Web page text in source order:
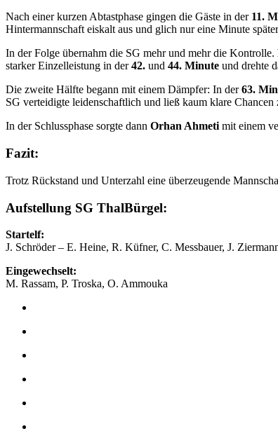
Nach einer kurzen Abtastphase gingen die Gäste in der 11.
Hintermannschaft eiskalt aus und glich nur eine Minute
In der Folge übernahm die SG mehr und mehr die Kontrolle.
starker Einzelleistung in der42. und 44. Minute und drehte
Die zweite Hälfte begann mit einem Dämpfer: In der63.
SG verteidigte leidenschaftlich und ließ kaum klare Chancen
In der Schlussphase sorgte dann Orhan Ahmetimit einem
Fazit:
Trotz Rückstand und Unterzahl eine überzeugende
Aufstellung SG ThalBürgel:
Startelf:
J. Schröder – E. Heine, R. Küfner, C. Messbauer, J.
Eingewechselt:
M. Rassam, P. Troska, O. Ammouka